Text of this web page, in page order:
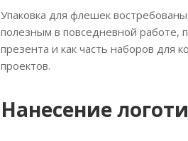
Упаковка для флешек
полезным в повседневной работе,
презента и как часть наборов для
проектов.
Нанесение